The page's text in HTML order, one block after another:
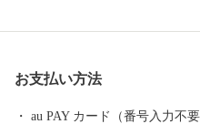
都市中３１位、利便度は８位と
は、誰もが住みたくなる、住ん
お支払い方法
au PAY カード（番号入力不要